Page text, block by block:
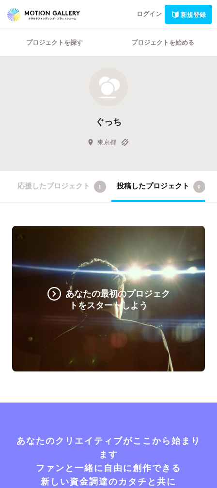
ログイン 新規登録
プロジェクトを探す プロジェクトを始める
ぐっち
東京都
応援したプロジェクト 1 投稿したプロジェクト 0
あなたの最初のプロジェク
トをスタートしよう
あなたのクリエイティブがここから始まり
ます
ファンと一緒に自由に創作できる
新しい資金調達のカタチと共に